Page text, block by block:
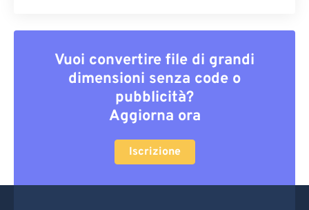
Vuoi convertire file di grandi
dimensioni senza code o
pubblicità?
Aggiorna ora
Iscrizione